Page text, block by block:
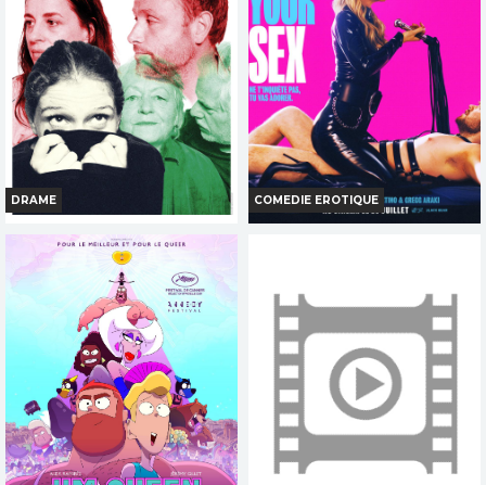
Réservation
TOUT PUBLIC
VF
VI
Réservation
AVERT. TOUT PUBLIC
VOST
DRAME
HOME STORIES
Horaires et Infos
Bande-annonce
Réservation
TOUT PUBLIC
VOST
FR
COMEDIE EROTIQUE
Réservation
INT. -12ans